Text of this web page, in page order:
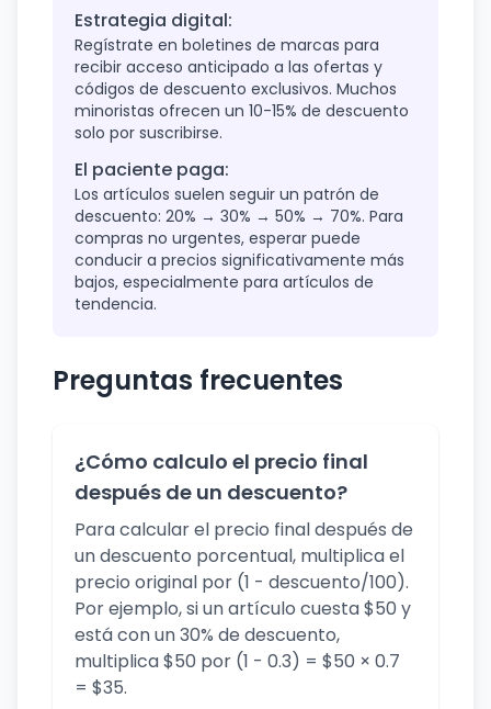
Estrategia digital:
Regístrate en boletines de marcas para
recibir acceso anticipado a las ofertas y
códigos de descuento exclusivos. Muchos
minoristas ofrecen un 10-15% de descuento
solo por suscribirse.
El paciente paga:
Los artículos suelen seguir un patrón de
descuento: 20% → 30% → 50% → 70%. Para
compras no urgentes, esperar puede
conducir a precios significativamente más
bajos, especialmente para artículos de
tendencia.
Preguntas frecuentes
¿Cómo calculo el precio final
después de un descuento?
Para calcular el precio final después de
un descuento porcentual, multiplica el
precio original por (1 - descuento/100).
Por ejemplo, si un artículo cuesta $50 y
está con un 30% de descuento,
multiplica $50 por (1 - 0.3) = $50 × 0.7
= $35.